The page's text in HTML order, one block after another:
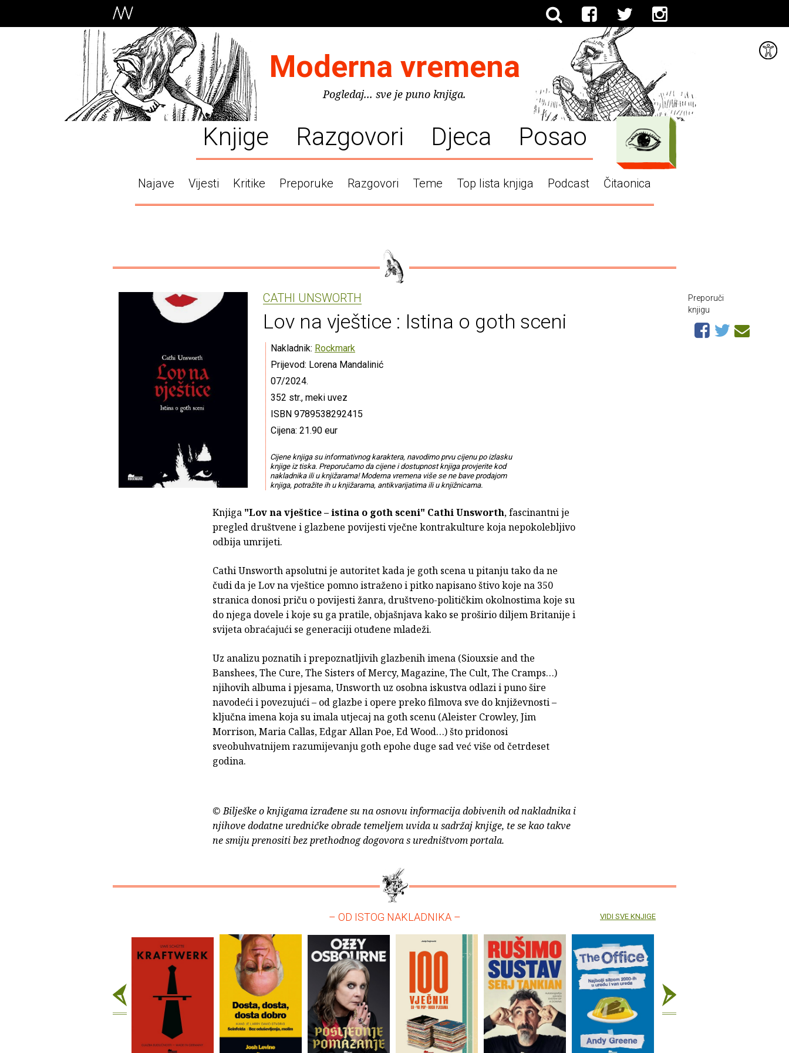
Moderna vremena
Pogledaj... sve je puno knjiga.
Knjige Razgovori Djeca Posao
Najave Vijesti Kritike Preporuke Razgovori Teme Top lista knjiga Podcast Čitaonica
CATHI UNSWORTH
Lov na vještice : Istina o goth sceni
Nakladnik: Rockmark
Prijevod: Lorena Mandalinić
07/2024.
352 str., meki uvez
ISBN 9789538292415
Cijena: 21.90 eur
Cijene knjiga su informativnog karaktera, navodimo prvu cijenu po izlasku
knjige iz tiska. Preporučamo da cijene i dostupnost knjiga provjerite kod
nakladnika ili u knjižarama! Moderna vremena više se ne bave prodajom
knjiga, potražite ih u knjižarama, antikvarijatima ili u knjižnicama.
Knjiga "Lov na vještice – istina o goth sceni" Cathi Unsworth, fascinantni je
pregled društvene i glazbene povijesti vječne kontrakulture koja nepokolebljivo
odbija umrijeti.
Cathi Unsworth apsolutni je autoritet kada je goth scena u pitanju tako da ne
čudi da je Lov na vještice pomno istraženo i pitko napisano štivo koje na 350
stranica donosi priču o povijesti žanra, društveno-političkim okolnostima koje su
do njega dovele i koje su ga pratile, objašnjava kako se proširio diljem Britanije i
svijeta obraćajući se generaciji otuđene mladeži.
Uz analizu poznatih i prepoznatljivih glazbenih imena (Siouxsie and the
Banshees, The Cure, The Sisters of Mercy, Magazine, The Cult, The Cramps…)
njihovih albuma i pjesama, Unsworth uz osobna iskustva odlazi i puno šire
navodeći i povezujući – od glazbe i opere preko filmova sve do književnosti –
ključna imena koja su imala utjecaj na goth scenu (Aleister Crowley, Jim
Morrison, Maria Callas, Edgar Allan Poe, Ed Wood…) što pridonosi
sveobuhvatnijem razumijevanju goth epohe duge sad već više od četrdeset
godina.
© Bilješke o knjigama izrađene su na osnovu informacija dobivenih od nakladnika i
njihove dodatne uredničke obrade temeljem uvida u sadržaj knjige, te se kao takve
ne smiju prenositi bez prethodnog dogovora s uredništvom portala.
Preporuči
knjigu
– OD ISTOG NAKLADNIKA – VIDI SVE KNJIGE